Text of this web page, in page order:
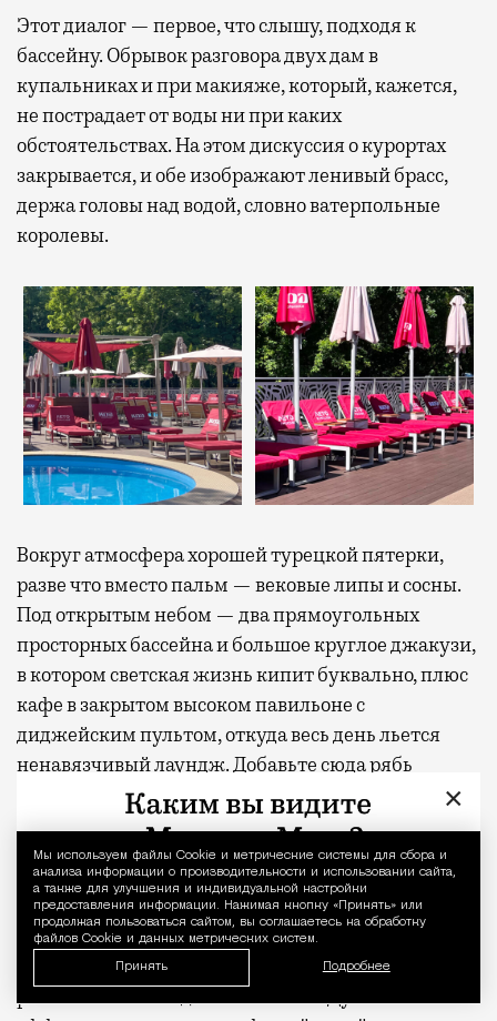
Уведомление
Мы используем файлы Сookie и метрические системы для сбора и
анализа информации о производительности и использовании сайта,
а также для улучшения и индивидуальной настройки
предоставления информации. Нажимая кнопку «Принять» или
продолжая пользоваться сайтом, вы соглашаетесь на обработку
файлов Cookie и данных метрических систем.
Принять Подробнее
Этот диалог — первое, что слышу, подходя к
бассейну. Обрывок разговора двух дам в
купальниках и при макияже, который, кажется,
не пострадает от воды ни при каких
обстоятельствах. На этом дискуссия о курортах
закрывается, и обе изображают ленивый брасс,
держа головы над водой, словно ватерпольные
королевы.
Вокруг атмосфера хорошей турецкой пятерки,
разве что вместо пальм — вековые липы и сосны.
Под открытым небом — два прямоугольных
просторных бассейна и большое круглое джакузи,
в котором светская жизнь кипит буквально, плюс
кафе в закрытом высоком павильоне с
диджейским пультом, откуда весь день льется
ненавязчивый лаундж. Добавьте сюда рябь
голубой воды, аккуратно расставленные ряды
широких шезлонгов с матрасами винного цвета и
надписью «КОД» на каждом, и получите вайб
отелей, где халаты не воруют, а покупают в бутике
на первом этаже.
Солнечный свет пробивается сквозь кроны и
×